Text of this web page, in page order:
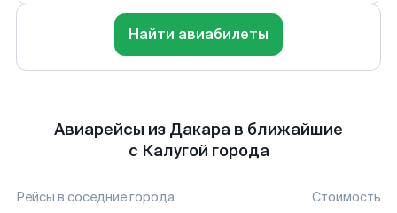
Найти авиабилеты
Авиарейсы из Дакара в ближайшие
с Калугой города
Рейсы в соседние города Стоимость